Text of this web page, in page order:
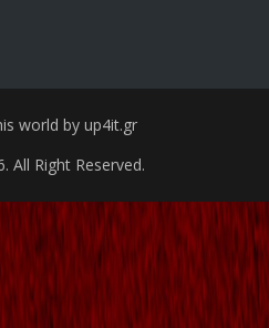
world by up4it.gr
All Right Reserved.